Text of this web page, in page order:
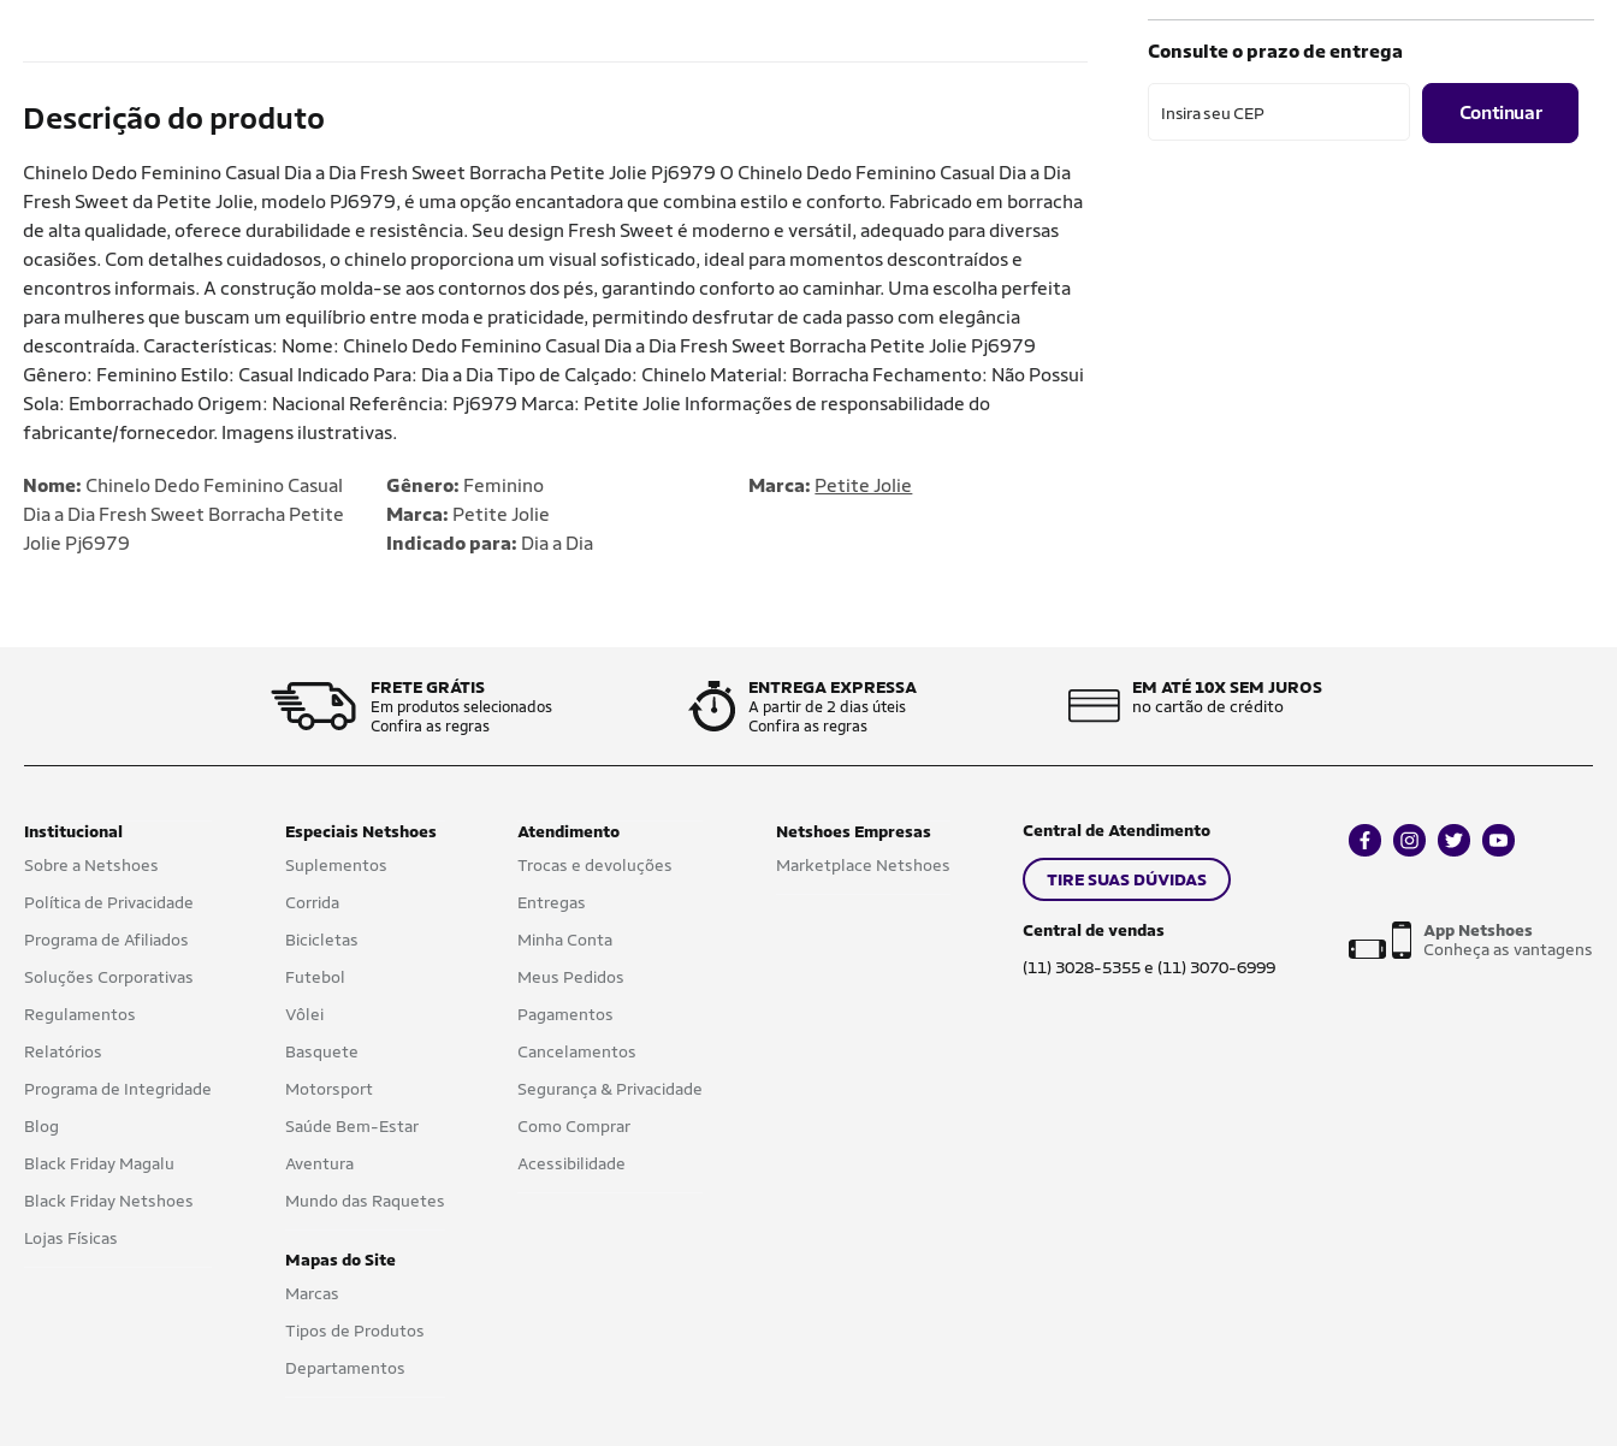
Consulte o prazo de entrega
Insira seu CEP Continuar
Descrição do produto
Chinelo Dedo Feminino Casual Dia a Dia Fresh Sweet Borracha Petite Jolie Pj6979 O Chinelo Dedo Feminino Casual Dia a Dia
Fresh Sweet da Petite Jolie, modelo PJ6979, é uma opção encantadora que combina estilo e conforto. Fabricado em borracha
de alta qualidade, oferece durabilidade e resistência. Seu design Fresh Sweet é moderno e versátil, adequado para diversas
ocasiões. Com detalhes cuidadosos, o chinelo proporciona um visual sofisticado, ideal para momentos descontraídos e
encontros informais. A construção molda-se aos contornos dos pés, garantindo conforto ao caminhar. Uma escolha perfeita
para mulheres que buscam um equilíbrio entre moda e praticidade, permitindo desfrutar de cada passo com elegância
descontraída. Características: Nome: Chinelo Dedo Feminino Casual Dia a Dia Fresh Sweet Borracha Petite Jolie Pj6979
Gênero: Feminino Estilo: Casual Indicado Para: Dia a Dia Tipo de Calçado: Chinelo Material: Borracha Fechamento: Não Possui
Sola: Emborrachado Origem: Nacional Referência: Pj6979 Marca: Petite Jolie Informações de responsabilidade do
fabricante/fornecedor. Imagens ilustrativas.
Nome: Chinelo Dedo Feminino Casual
Dia a Dia Fresh Sweet Borracha Petite
Jolie Pj6979
Gênero: Feminino
Marca: Petite Jolie
Indicado para: Dia a Dia
Marca: Petite Jolie
FRETE GRÁTIS
Em produtos selecionados
Confira as regras
ENTREGA EXPRESSA
A partir de 2 dias úteis
Confira as regras
EM ATÉ 10X SEM JUROS
no cartão de crédito
Institucional
Sobre a Netshoes
Política de Privacidade
Programa de Afiliados
Soluções Corporativas
Regulamentos
Relatórios
Programa de Integridade
Blog
Black Friday Magalu
Black Friday Netshoes
Lojas Físicas
Especiais Netshoes
Suplementos
Corrida
Bicicletas
Futebol
Vôlei
Basquete
Motorsport
Saúde Bem-Estar
Aventura
Mundo das Raquetes
Mapas do Site
Marcas
Tipos de Produtos
Departamentos
Atendimento
Trocas e devoluções
Entregas
Minha Conta
Meus Pedidos
Pagamentos
Cancelamentos
Segurança & Privacidade
Como Comprar
Acessibilidade
Netshoes Empresas
Marketplace Netshoes
Central de Atendimento
TIRE SUAS DÚVIDAS
Central de vendas
(11) 3028-5355 e (11) 3070-6999
facebookinstagram
twitteryoutube
App Netshoes
Conheça as vantagens